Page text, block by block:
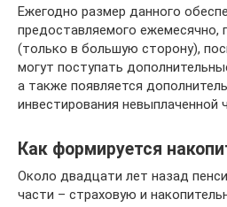
Ежегодно размер данного
предоставляемого ежемесячно,
(только в большую сторону),
могут поступать
а также появляется
инвестирования невыплаченной
Как формируется
Около двадцати лет назад
части – страховую и